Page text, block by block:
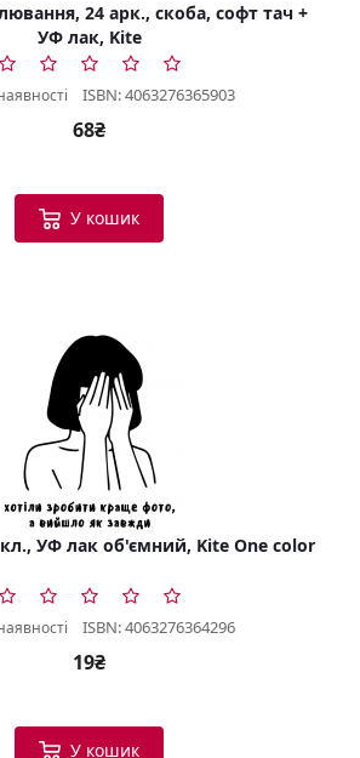
24 арк., скоба, софт тач +
УФ лак, Kite
ISBN: 4063276365903
68₴
У кошик
УФ лак об'ємний, Kite One color
ISBN: 4063276364296
19₴
У кошик